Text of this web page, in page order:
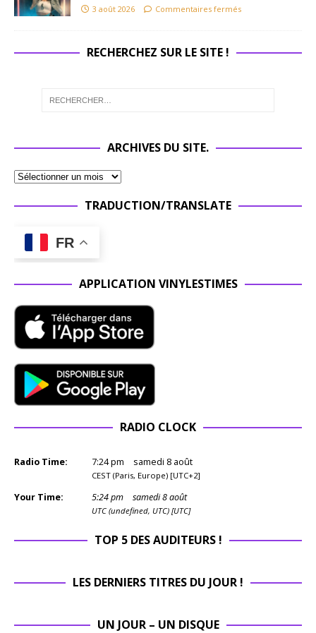
3 août 2026 Commentaires fermés
RECHERCHEZ SUR LE SITE !
ARCHIVES DU SITE.
TRADUCTION/TRANSLATE
FR
APPLICATION VINYLESTIMES
RADIO CLOCK
Radio Time: 7:24pm samedi 8 août
CEST (Paris, Europe) [UTC+2]
Your Time: 5:24pm samedi 8 août
UTC (undefined, UTC) [UTC]
TOP 5 DES AUDITEURS !
LES DERNIERS TITRES DU JOUR !
UN JOUR – UN DISQUE